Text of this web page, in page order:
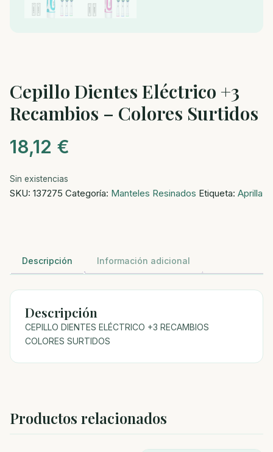
Cepillo Dientes Eléctrico +3
Recambios – Colores Surtidos
18,12 €
Sin existencias
SKU: 137275 Categoría: Manteles Resinados Etiqueta: Aprilla
Descripción Información adicional
Descripción
CEPILLO DIENTES ELÉCTRICO +3 RECAMBIOS
COLORES SURTIDOS
Productos relacionados